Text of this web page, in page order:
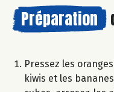
Préparation
Pressez les
kiwis et les